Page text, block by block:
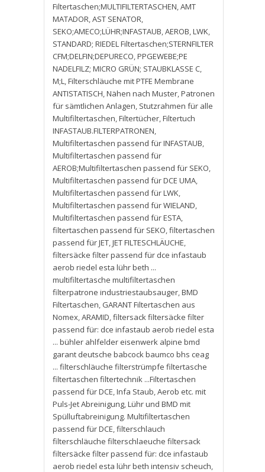
Filtertaschen;MULTIFILTERTASCHEN,AMT
MATADOR,AST SENATOR,
SEKO;AMECO;LÜHR;INFASTAUB,AEROB,LWK,
STANDARD; RIEDEL Filtertaschen;STERNFILTER
CFM;DELFIN;DEPURECO,PPGEWEBE;PE
NADELFILZ; MICRO GRÜN; STAUBKLASSE C,
M;L,Filterschläuche mit PTFE Membrane
ANTISTATISCH,Nähen nach Muster,Patronen
für sämtlichen Anlagen, Stutzrahmen für alle
Multifiltertaschen,Filtertücher,Filtertuch
INFASTAUB.FILTERPATRONEN,
Multifiltertaschen passend für INFASTAUB,
Multifiltertaschen passend für
AEROB;Multifiltertaschen passend für SEKO,
Multifiltertaschen passend für DCE UMA,
Multifiltertaschen passend für LWK,
Multifiltertaschen passend für WIELAND,
Multifiltertaschen passend für ESTA,
filtertaschen passend für SEKO,filtertaschen
passend für JET,JET FILTESCHLÄUCHE,
filtersäcke filter passend für dce infastaub
aerob riedel esta lühr beth ...
multifiltertasche multifiltertaschen
filterpatrone industriestaubsauger,BMD
Filtertaschen, GARANT Filtertaschen aus
Nomex,ARAMID,filtersack filtersäcke filter
passend für: dce infastaub aerob riedel esta
... bühler ahlfelder eisenwerk alpine bmd
garant deutsche babcock baumco bhs ceag
... filterschläuche filterstrümpfe filtertasche
filtertaschen filtertechnik ...Filtertaschen
passend für DCE,Infa Staub,Aerob etc. mit
Puls-Jet Abreinigung,Lühr und BMD mit
Spülluftabreinigung. Multifiltertaschen
passend für DCE,filterschlauch
filterschläuche filterschlaeuche filtersack
filtersäcke filter passend für: dce infastaub
aerob riedel esta lühr beth intensiv scheuch,